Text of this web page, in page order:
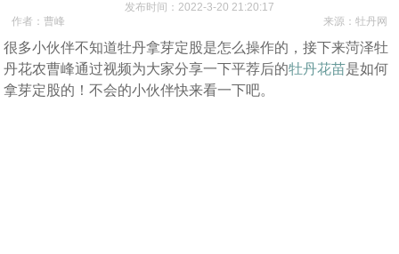
发布时间：2022-3-20 21:20:17
来源： 牡丹网
作者：曹峰
很多小伙伴不知道牡丹拿芽定股是怎么操作的，接下来菏泽牡
丹花农曹峰通过视频为大家分享一下平荐后的牡丹花苗是如何
拿芽定股的！不会的小伙伴快来看一下吧。